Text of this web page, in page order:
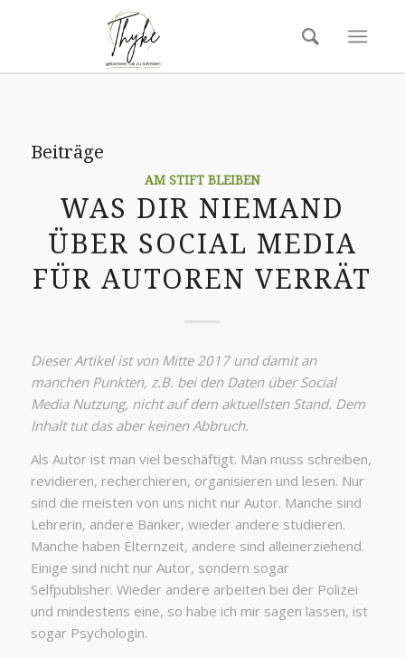
Beiträge
AM STIFT BLEIBEN
WAS DIR NIEMAND
ÜBER SOCIAL MEDIA
FÜR AUTOREN VERRÄT
Dieser Artikel ist von Mitte 2017 und damit an
manchen Punkten, z.B. bei den Daten über Social
Media Nutzung, nicht auf dem aktuellsten Stand. Dem
Inhalt tut das aber keinen Abbruch.
Als Autor ist man viel beschäftigt. Man muss schreiben,
revidieren, recherchieren, organisieren und lesen. Nur
sind die meisten von uns nicht nur Autor. Manche sind
Lehrerin, andere Bänker, wieder andere studieren.
Manche haben Elternzeit, andere sind alleinerziehend.
Einige sind nicht nur Autor, sondern sogar
Selfpublisher. Wieder andere arbeiten bei der Polizei
und mindestens eine, so habe ich mir sagen lassen, ist
sogar Psychologin.